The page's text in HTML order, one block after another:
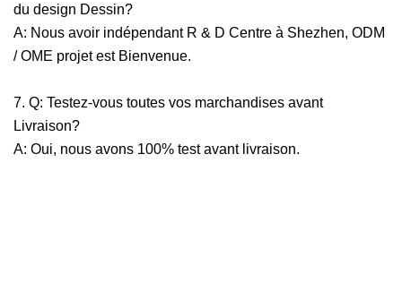
du design Dessin?
A: Nous avoir indépendant R & D Centre à Shezhen, ODM
/ OME projet est Bienvenue.
7. Q: Testez-vous toutes vos marchandises avant
Livraison?
A: Oui, nous avons 100% test avant livraison.